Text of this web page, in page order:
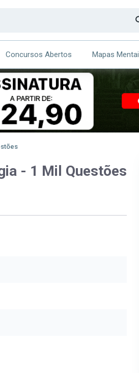
Concursos Abertos Mapas
- 1 Mil Questões